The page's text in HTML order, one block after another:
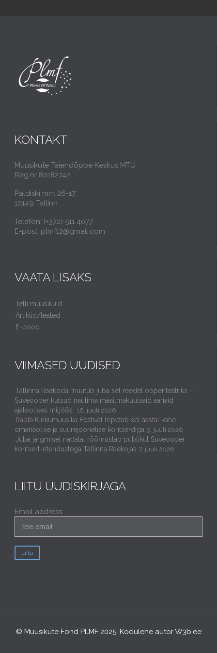
KONTAKT
Muusikute Täiendõppe Keskus MTÜ
Reg.nr 80182742
Paldiski mnt 26-17,
10149 Tallinn
Telefon: (+372) 511 4077
E-post: plmf12@gmail.com
VAATA LISAKS
Telli muusikuid
Artiklid/teated
E-pood
VIIMASED UUDISED
Tallinna Raekoda muutub juba sel reedel ooperiteatriks –
Suveooper kutsub nautima maailmakuulsaid aariaid
ajaloolises miljöös. 16. juuli 2026
Rapla Kirikumuusika Festival lõpetab sel aastal kahe
omanäolise ja suurejoonelise kontserdiga 9. juuli 2026
Juba järgmisel nädalal rõõmustab publikut Suveooper
kontsert-etendustega Tallinna Raekojas 7. juuli 2026
LIITU UUDISKIRJAGA
Email aadress:
© Muusikute Fond PLMF 2025. Kodulehe autorW3b.ee